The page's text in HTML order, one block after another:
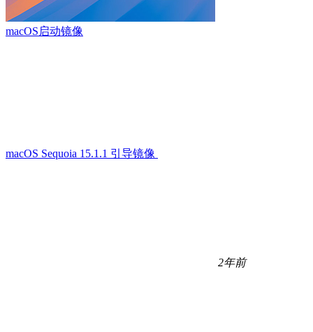
macOS启动镜像
macOS Sequoia 15.1.1 引导镜像
2年前